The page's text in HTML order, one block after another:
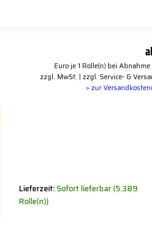
Euro je 1 Rolle(n) bei
zzgl. MwSt. | zzgl. Service- &
> zur
Lieferzeit:Sofort lieferbar (5.389
Rolle(n))